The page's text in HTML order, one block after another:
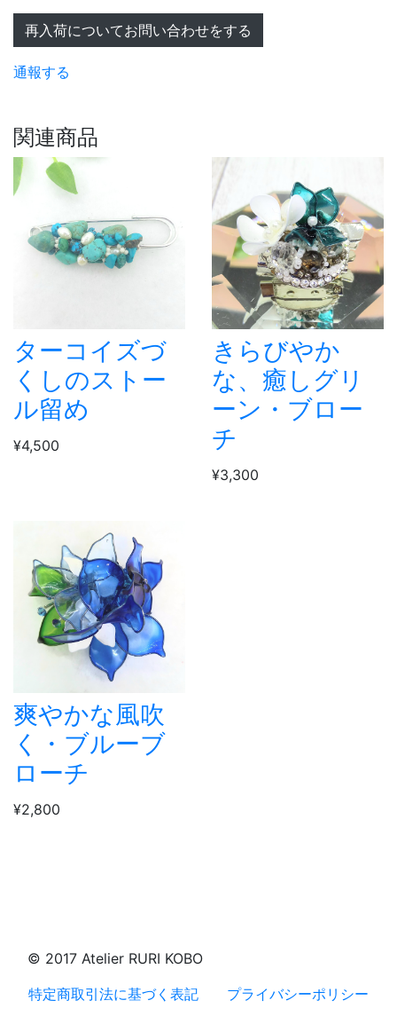
再入荷についてお問い合わせをする
通報する
関連商品
ターコイズづ
くしのストー
ル留め
¥4,500
きらびやか
な、癒しグリ
ーン・ブロー
チ
¥3,300
爽やかな風吹
く・ブルーブ
ローチ
¥2,800
© 2017 Atelier RURI KOBO
特定商取引法に基づく表記
プライバシーポリシー